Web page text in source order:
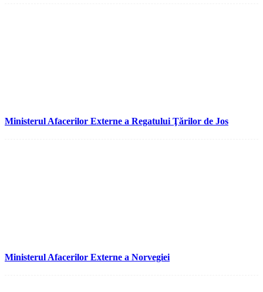
Ministerul Afacerilor Externe a Regatului Ţărilor de Jos
Ministerul Afacerilor Externe a Norvegiei